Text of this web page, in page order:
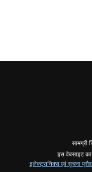
सामग्री
इस वेबसाइट का
इलेक्ट्रानिक्स एवं सूचना